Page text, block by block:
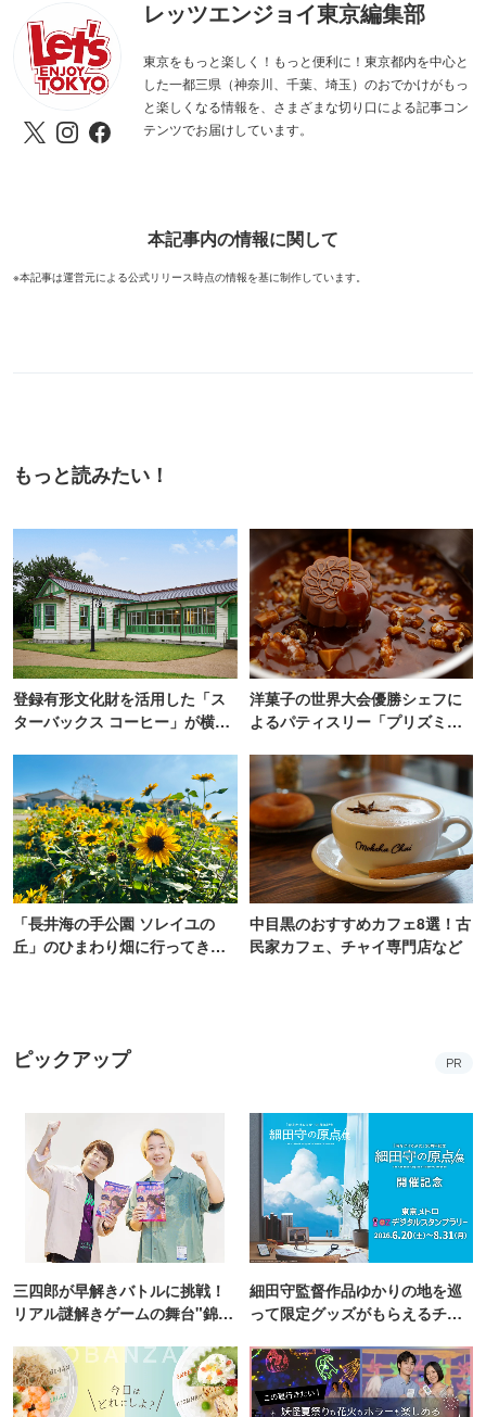
レッツエンジョイ東京編集部
東京をもっと楽しく！もっと便利に！東京都内を中心と
した一都三県（神奈川、千葉、埼玉）のおでかけがもっ
と楽しくなる情報を、さまざまな切り口による記事コン
テンツでお届けしています。
本記事内の情報に関して
※本記事は運営元による公式リリース時点の情報を基に制作しています。
もっと読みたい！
登録有形文化財を活用した「ス
ターバックス コーヒー」が横
洋菓子の世界大会優勝シェフに
よるパティスリー「プリズミッ
「長井海の手公園 ソレイユの
丘」のひまわり畑に行ってき
中目黒のおすすめカフェ8選！古
民家カフェ、チャイ専門店など
ピックアップ PR
三四郎が早解きバトルに挑戦！
リアル謎解きゲームの舞台"錦糸
細田守監督作品ゆかりの地を巡
って限定グッズがもらえるチャ